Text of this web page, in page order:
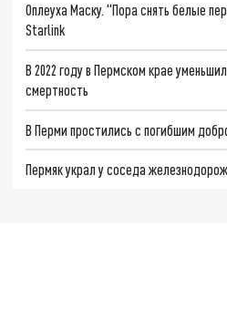
Оплеуха Маску. "Пора снять белые
Starlink
В 2022 году в Пермском крае
смертность
В Перми простились с погибшим
Пермяк украл у соседа